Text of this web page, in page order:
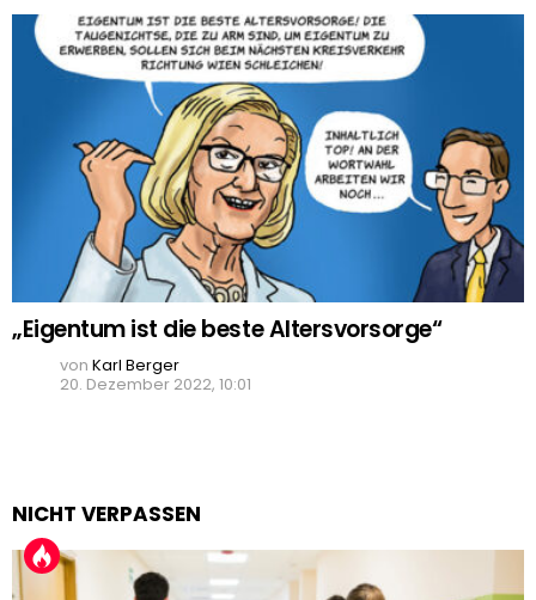
„Eigentum ist die beste Altersvorsorge“
von Karl Berger
20. Dezember 2022, 10:01
NICHT VERPASSEN